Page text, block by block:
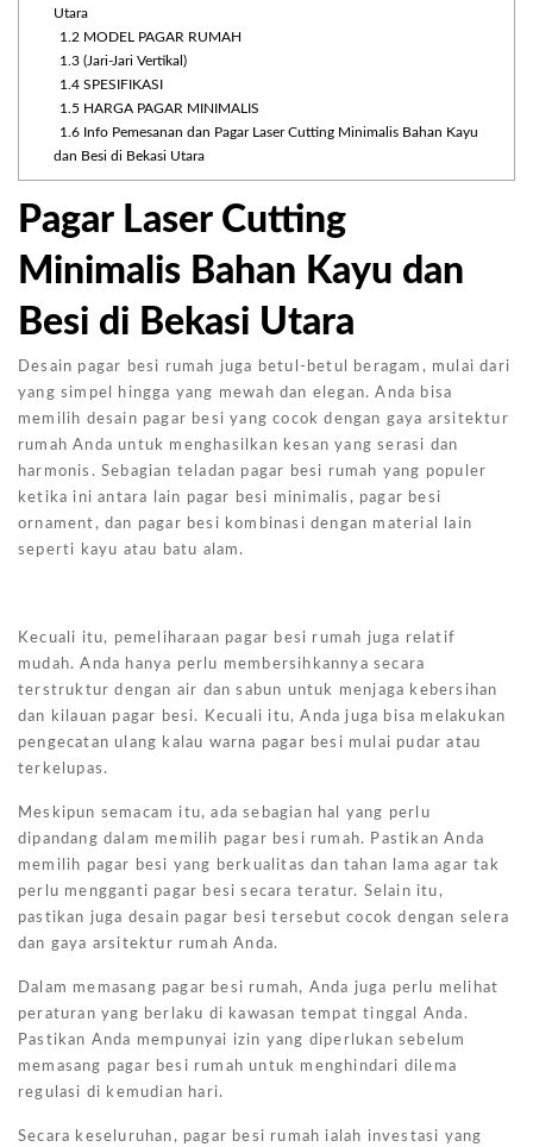
Utara
1.2 MODEL PAGAR RUMAH
1.3(Jari-Jari Vertikal)
1.4SPESIFIKASI
1.5 HARGA PAGAR MINIMALIS
1.6Info Pemesanan dan Pagar Laser Cutting Minimalis Bahan Kayu
dan Besi di Bekasi Utara
Pagar Laser Cutting
Minimalis Bahan Kayu dan
Besi di Bekasi Utara
Desain pagar besi rumah juga betul-betul beragam, mulai dari
yang simpel hingga yang mewah dan elegan. Anda bisa
memilih desain pagar besi yang cocok dengan gaya arsitektur
rumah Anda untuk menghasilkan kesan yang serasi dan
harmonis. Sebagian teladan pagar besi rumah yang populer
ketika ini antara lain pagar besi minimalis, pagar besi
ornament, dan pagar besi kombinasi dengan material lain
seperti kayu atau batu alam.
Kecuali itu, pemeliharaan pagar besi rumah juga relatif
mudah. Anda hanya perlu membersihkannya secara
terstruktur dengan air dan sabun untuk menjaga kebersihan
dan kilauan pagar besi. Kecuali itu, Anda juga bisa melakukan
pengecatan ulang kalau warna pagar besi mulai pudar atau
terkelupas.
Meskipun semacam itu, ada sebagian hal yang perlu
dipandang dalam memilih pagar besi rumah. Pastikan Anda
memilih pagar besi yang berkualitas dan tahan lama agar tak
perlu mengganti pagar besi secara teratur. Selain itu,
pastikan juga desain pagar besi tersebut cocok dengan selera
dan gaya arsitektur rumah Anda.
Dalam memasang pagar besi rumah, Anda juga perlu melihat
peraturan yang berlaku di kawasan tempat tinggal Anda.
Pastikan Anda mempunyai izin yang diperlukan sebelum
memasang pagar besi rumah untuk menghindari dilema
regulasi di kemudian hari.
Secara keseluruhan, pagar besi rumah ialah investasi yang